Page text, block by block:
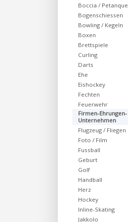
Boccia / Petanque
Bogenschiessen
Bowling / Kegeln
Boxen
Brettspiele
Curling
Darts
Ehe
Eishockey
Fechten
Feuerwehr
Firmen-Ehrungen-
Unternehmen
Flugzeug / Fliegen
Foto / Film
Fussball
Geburt
Golf
Handball
Herz
Hockey
Inline-Skating
Jakkolo